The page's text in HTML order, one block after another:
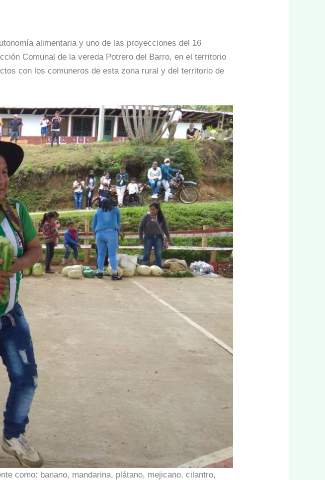
alimentaria y uno de las proyecciones del 16
Comunal de la vereda Potrero del Barro, en el territorio
con los comuneros de esta zona rural y del territorio de
como: banano, mandarina, plátano, mejicano, cilantro,